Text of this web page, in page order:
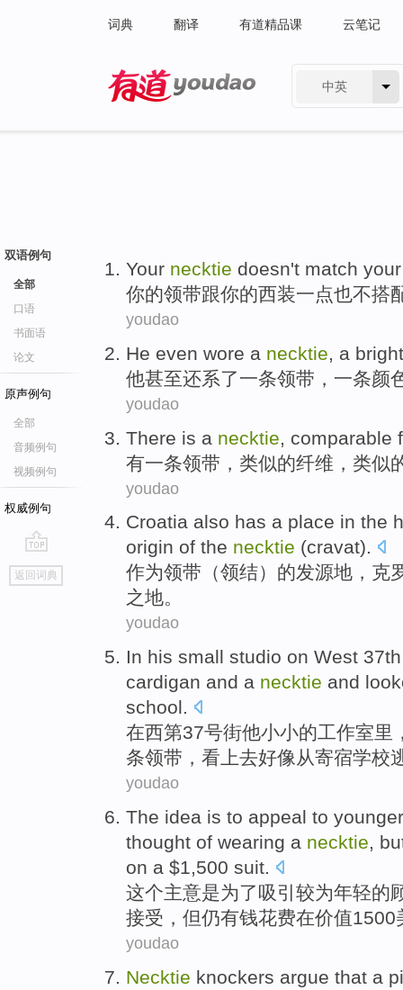
词典 翻译 有道精品课 云笔记
中英
双语例句
全部
口语
书面语
论文
原声例句
全部
音频例句
视频例句
权威例句
go
top
返回词典
Your necktie doesn't match
你的领带跟你的西装一点也不搭
youdao
He even wore a necktie, a
他甚至还系了一条领带 ，一条颜
youdao
There is a necktie comparable
有一条领带 ， 类似的纤维 ，类似
youdao
Croatia also has a place in the
origin of the necktie (cravat).
作为领带 （领结） 的发源地， 克
之地。
youdao
In his small studio on West 37th
cardigan and a necktie and
school.
在西第37号街他小小的工作室里
条领带 ， 看上去好像 从寄宿学校
youdao
The idea is to appeal to younger
thought of wearing a necktie,
on a $1,500 suit.
这个主意是为了吸引 较为年轻的
接受， 但仍有钱花费在价值1500
youdao
Necktie knockers argue that a